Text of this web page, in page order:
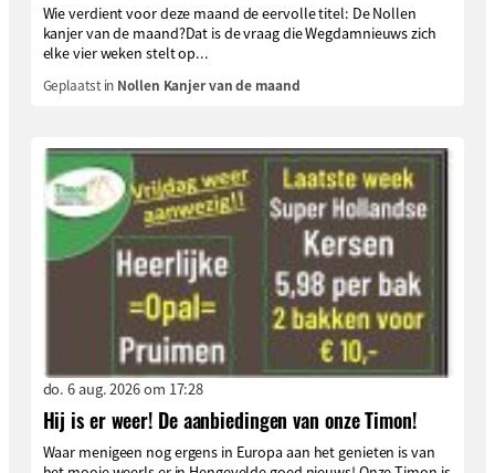
Wie verdient voor deze maand de eervolle titel: De Nollen
kanjer van de maand?Dat is de vraag die Wegdamnieuws zich
elke vier weken stelt op...
Geplaatst in Nollen Kanjer van de maand
do. 6 aug. 2026 om 17:28
Hij is er weer! De aanbiedingen van onze Timon!
Waar menigeen nog ergens in Europa aan het genieten is van